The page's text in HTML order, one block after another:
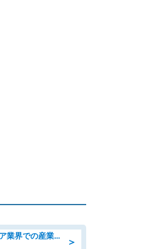
＞
「土日祝休み」ヘルスケア業界での産業保健師業務/看護師/高時給/未経験OK/要資格:正看護師